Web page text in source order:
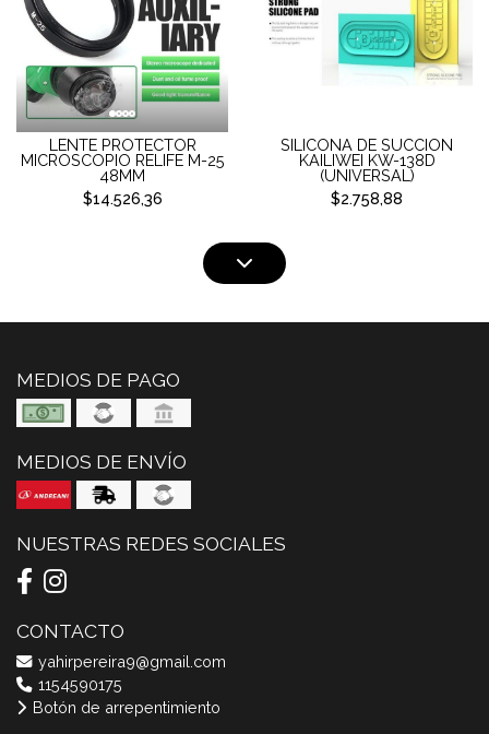
LENTE PROTECTOR
MICROSCOPIO RELIFE M-25
48MM
$14.526,36
SILICONA DE SUCCION
KAILIWEI KW-138D
(UNIVERSAL)
$2.758,88
MEDIOS DE PAGO
MEDIOS DE ENVÍO
NUESTRAS REDES SOCIALES
CONTACTO
yahirpereira9@gmail.com
1154590175
Botón de arrepentimiento